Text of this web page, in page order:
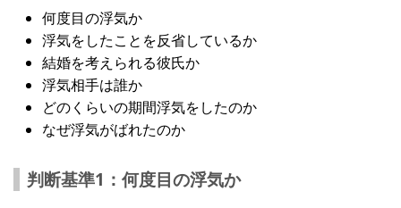
条件4：適度に束縛をする
条件5：悪いところを直す
浮気を許すなら焦らず時間をかけて
何度目の浮気か
浮気をしたことを反省しているか
結婚を考えられる彼氏か
浮気相手は誰か
どのくらいの期間浮気をしたのか
なぜ浮気がばれたのか
判断基準1：何度目の浮気か